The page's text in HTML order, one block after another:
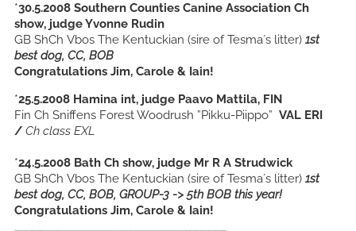
*30.5.2008 Southern Counties Canine Association Ch
show, judge Yvonne Rudin
GB ShCh Vbos The Kentuckian (sire of Tesma´s litter) 1st
best dog, CC, BOB
Congratulations Jim, Carole & Iain!
*25.5.2008 Hamina int, judge Paavo Mattila, FIN
Fin Ch Sniffens Forest Woodrush ”Pikku-Piippo” VAL ERI
/ Ch class EXL
*24.5.2008 Bath Ch show, judge Mr R A Strudwick
GB ShCh Vbos The Kentuckian (sire of Tesma´s litter) 1st
best dog, CC, BOB, GROUP-3 -> 5th BOB this year!
Congratulations Jim, Carole & Iain!